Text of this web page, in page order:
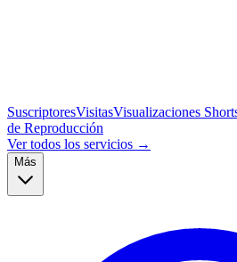
SuscriptoresVisitasVisualizaciones
de Reproducción
Ver todos los servicios →
Más